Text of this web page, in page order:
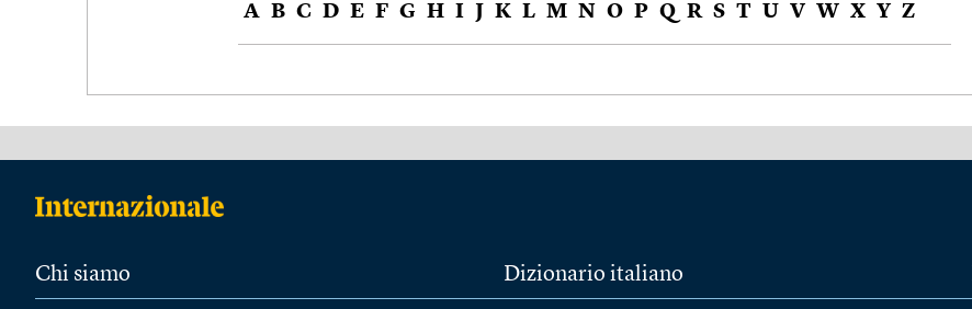
A B C D E F G H I J K L M N O P Q R S T U V W X Y Z
Chi siamo Dizionario italiano